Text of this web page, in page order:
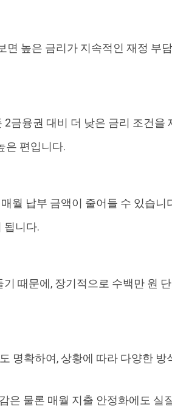
높은 금리가 지속적인 재정 부
금융권 대비 더 낮은 금리 조건을
은 편입니다.
월 납부 금액이 줄어들 수 있습니
됩니다.
때문에, 장기적으로 수백만 원
명확하여, 상황에 따라 다양한 방
은 물론 매월 지출 안정화에도 실